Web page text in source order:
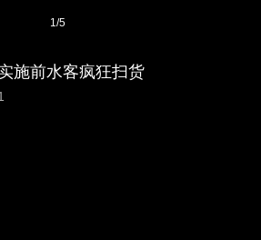
1/5
施前水客疯狂扫货